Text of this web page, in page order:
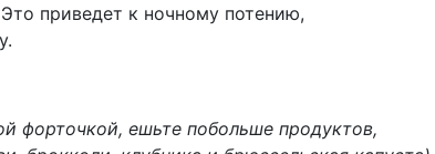
приведет к ночному потению,
форточкой, ешьте побольше продуктов,